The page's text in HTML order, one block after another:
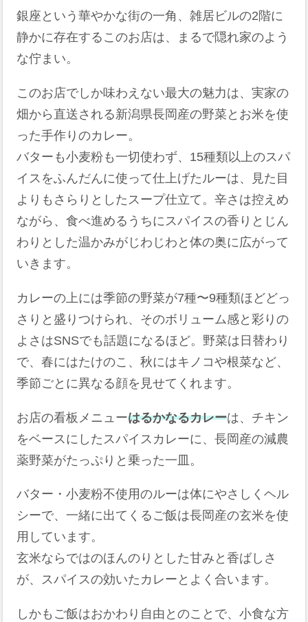
銀座という華やかな街の一角、雑居ビルの2階に
静かに存在するこのお店は、まるで隠れ家のよう
な佇まい。
このお店でしか味わえない最大の魅力は、実家の
畑から直送される新潟県長岡産の野菜とお米を使
った手作りのカレー。
バターも小麦粉も一切使わず、15種類以上のスパ
イスをふんだんに使って仕上げたルーは、見た目
よりもさらりとしたスープ仕立て。辛さは控えめ
ながら、食べ進めるうちにスパイスの香りとじん
わりとした温かみがじわじわと体の奥に広がって
いきます。
カレーの上には季節の野菜が7種〜9種類ほどどっ
さりと盛りつけられ、そのボリューム感と彩りの
よさはSNSでも話題になるほど。野菜は日替わり
で、春にはたけのこ、秋にはキノコや根菜など、
季節ごとに異なる顔を見せてくれます。
お店の看板メニューはるかなるカレーは、チキン
をベースにしたスパイスカレーに、長岡産の減農
薬野菜がたっぷりと乗った一皿。
バター・小麦粉不使用のルーは体にやさしくヘル
シーで、一緒に出てくるご飯は長岡産の玄米を使
用しています。
玄米ならではのほんのりとした甘みと香ばしさ
が、スパイスの効いたカレーとよく合います。
しかもご飯はおかわり自由とのことで、小食な方